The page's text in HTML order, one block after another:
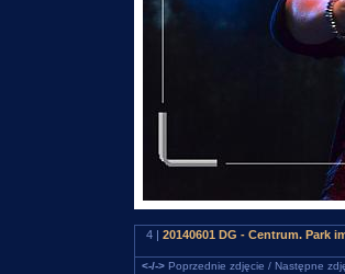
4 | 20140601 DG - Centrum. Park
<-/->Poprzednie zdjęcie / Następne